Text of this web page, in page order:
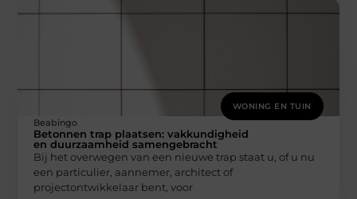
WONING EN TUIN
Beabingo
Betonnen trap plaatsen: vakkundigheid
en duurzaamheid samengebracht
Bij het overwegen van een nieuwe trap staat u, of u nu
een particulier, aannemer, architect of
projectontwikkelaar bent, voor